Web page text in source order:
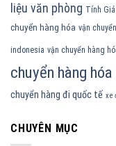
liệu văn phòng Tính
chuyển hàng hóa vận
indonesia vận chuyển hàng
chuyển hàng
chuyển hàng đi quốc tế xe
CHUYÊN MỤC